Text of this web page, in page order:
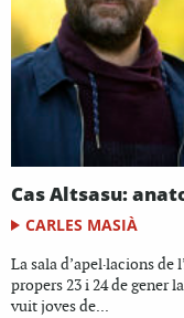
Cas Altsasu:
CARLES MASIÀ
La sala d’apel·lacions
propers 23 i 24 de gener
vuit joves de...